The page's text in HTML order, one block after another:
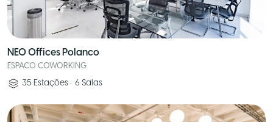
NEO Offices Polanco
ESPACO COWORKING
35 Estações • 6 Salas